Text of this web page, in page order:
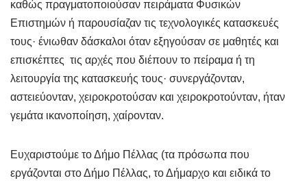
καθώς πραγματοποιούσαν πειράματα Φυσικών
Επιστημών ή παρουσίαζαν τις τεχνολογικές κατασκευές
τους· ένιωθαν δάσκαλοι όταν εξηγούσαν σε μαθητές και
επισκέπτες τις αρχές που διέπουν το πείραμα ή τη
λειτουργία της κατασκευής τους· συνεργάζονταν,
αστειεύονταν, χειροκροτούσαν και χειροκροτούνταν, ήταν
γεμάτα ικανοποίηση, χαίρονταν.
Ευχαριστούμε το Δήμο Πέλλας (τα πρόσωπα που
εργάζονται στο Δήμο Πέλλας, το Δήμαρχο και ειδικά το